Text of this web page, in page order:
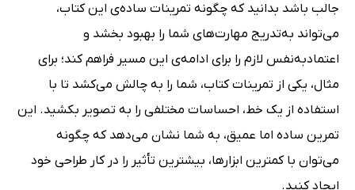
جالب باشد بدانید که چگونه تمرینات ساده‌ی این کتاب،
می‌تواند به‌تدریج مهارت‌های شما را بهبود بخشد و
اعتمادبه‌نفس لازم را برای ادامه‌ی این مسیر فراهم کند؛ برای
مثال، یکی از تمرینات کتاب، شما را به چالش می‌کشد تا با
استفاده از یک خط، احساسات مختلفی را به تصویر بکشید. این
تمرین ساده اما عمیق، به شما نشان می‌دهد که چگونه
می‌توان با کمترین ابزارها، بیشترین تأثیر را در کار طراحی خود
ایجاد کنید.